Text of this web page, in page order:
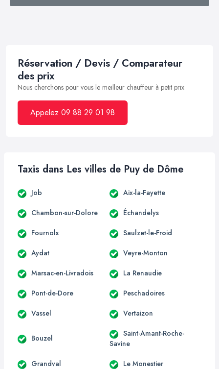
Réservation / Devis / Comparateur
des prix
Nous cherchons pour vous le meilleur chauffeur à petit prix
Appelez 09 88 29 01 98
Taxis dans Les villes de Puy de Dôme
Job Aix-la-Fayette
Chambon-sur-Dolore Échandelys
Fournols Saulzet-le-Froid
Aydat Veyre-Monton
Marsac-en-Livradois La Renaudie
Pont-de-Dore Peschadoires
Vassel Vertaizon
Bouzel
Saint-Amant-Roche-
Savine
Grandval Le Monestier